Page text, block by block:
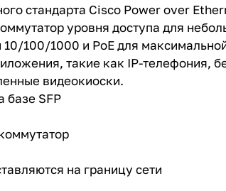
стандарта Cisco Power over
уровня доступа для
100/1000 и PoE для
такие как IP-телефония,
видеокиоски.
базе SFP
на границу сети